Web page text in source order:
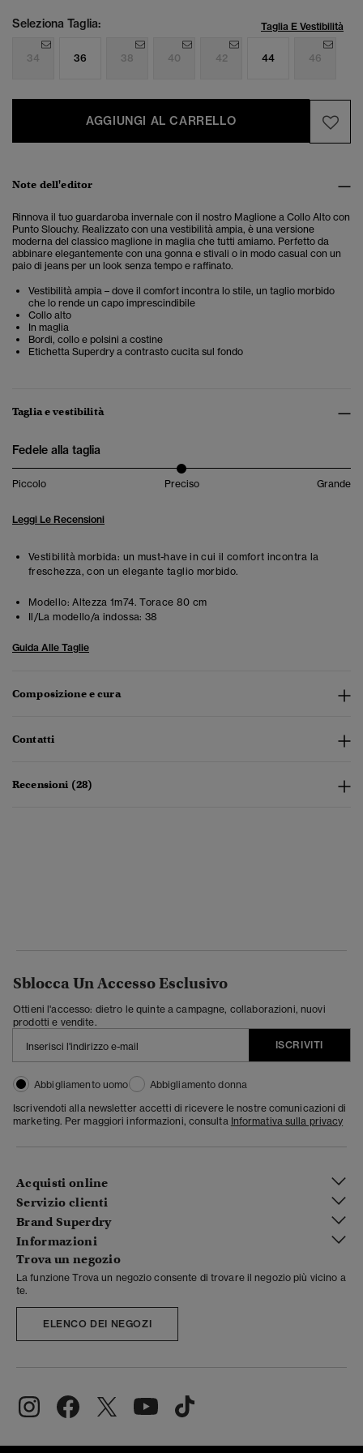
Seleziona Taglia: Taglia E Vestibilità
34 36 38 40 42 44 46
AGGIUNGI AL CARRELLO
Note dell'editor
Rinnova il tuo guardaroba invernale con il nostro Maglione a Collo Alto con
Punto Slouchy. Realizzato con una vestibilità ampia, è una versione
moderna del classico maglione in maglia che tutti amiamo. Perfetto da
abbinare elegantemente con una gonna e stivali o in modo casual con un
paio di jeans per un look senza tempo e raffinato.
Vestibilità ampia – dove il comfort incontra lo stile, un taglio morbido
che lo rende un capo imprescindibile
Collo alto
In maglia
Bordi, collo e polsini a costine
Etichetta Superdry a contrasto cucita sul fondo
Taglia e vestibilità
Fedele alla taglia
Piccolo Preciso Grande
Leggi Le Recensioni
Vestibilità morbida: un must-have in cui il comfort incontra la
freschezza, con un elegante taglio morbido.
Modello: Altezza 1m74. Torace 80 cm
Il/La modello/a indossa: 38
Guida Alle Taglie
Composizione e cura
Contatti
Recensioni (28)
Sblocca Un Accesso Esclusivo
Ottieni l'accesso: dietro le quinte a campagne, collaborazioni, nuovi
prodotti e vendite.
ISCRIVITI
Abbigliamento uomo
Abbigliamento donna
Iscrivendoti alla newsletter accetti di ricevere le nostre comunicazioni di
marketing. Per maggiori informazioni, consulta Informativa sulla privacy
Acquisti online
Servizio clienti
Brand Superdry
Informazioni
Trova un negozio
La funzione Trova un negozio consente di trovare il negozio più vicino a
te.
ELENCO DEI NEGOZI